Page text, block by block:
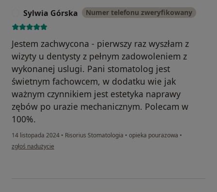
Sylwia Górska Numer telefonu zweryfikowany
Jestem zachwycona - pierwszy raz wyszłam z
wizyty u dentysty z pełnym zadowoleniem z
wykonanej uslugi. Pani stomatolog jest
świetnym fachowcem, w dodatku wie jak
ważnym czynnikiem jest estetyka naprawy
zębów po urazie mechanicznym. Polecam w
100%.
14 listopada 2024 • Risorius Stomatologia • opieka pourazowa •
w opinii użytkownika Sylwia Górska
zgłoś nadużycie